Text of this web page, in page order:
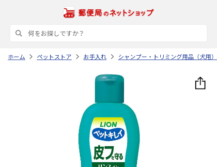
ホーム ペットストア お手入れ シャンプー・トリミング用品（犬用）